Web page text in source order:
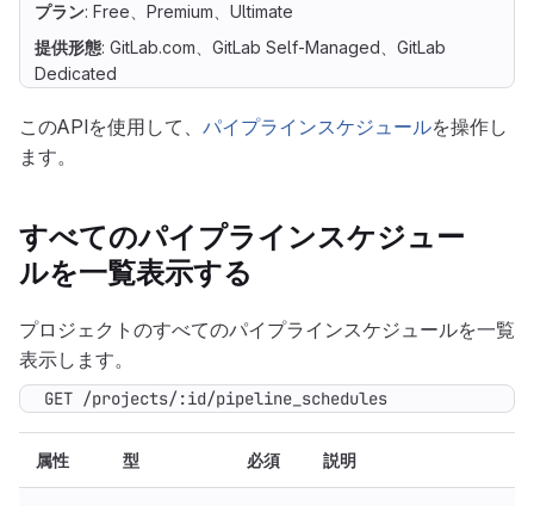
プラン: Free、Premium、Ultimate
提供形態: GitLab.com、GitLab Self-Managed、GitLab
Dedicated
このAPIを使用して、 パイプラインスケジュールを操作し
ます。
すべてのパイプラインスケジュー
ルを一覧表示する
プロジェクトのすべてのパイプラインスケジュールを一覧
表示します。
GET /projects/:id/pipeline_schedules
属性 型 必須 説明